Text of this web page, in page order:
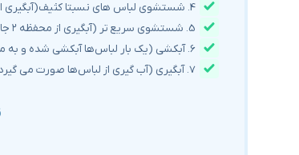
4. شستشوی لباس های نسبتا کثیف(آبگیری از محفظه ۲ جاپودری)
5. شستشوی سریع تر (آبگیری از محفظه ۲ جاپودری)
6. آبکشی (یک بار لباس‌ها آبکشی شده و به مدت کوتاه موتور کار کرده و تخلیه و دور خشک کن میزند)
7. آبگیری (آب گیری از لباس‌ها صورت می گیرد)